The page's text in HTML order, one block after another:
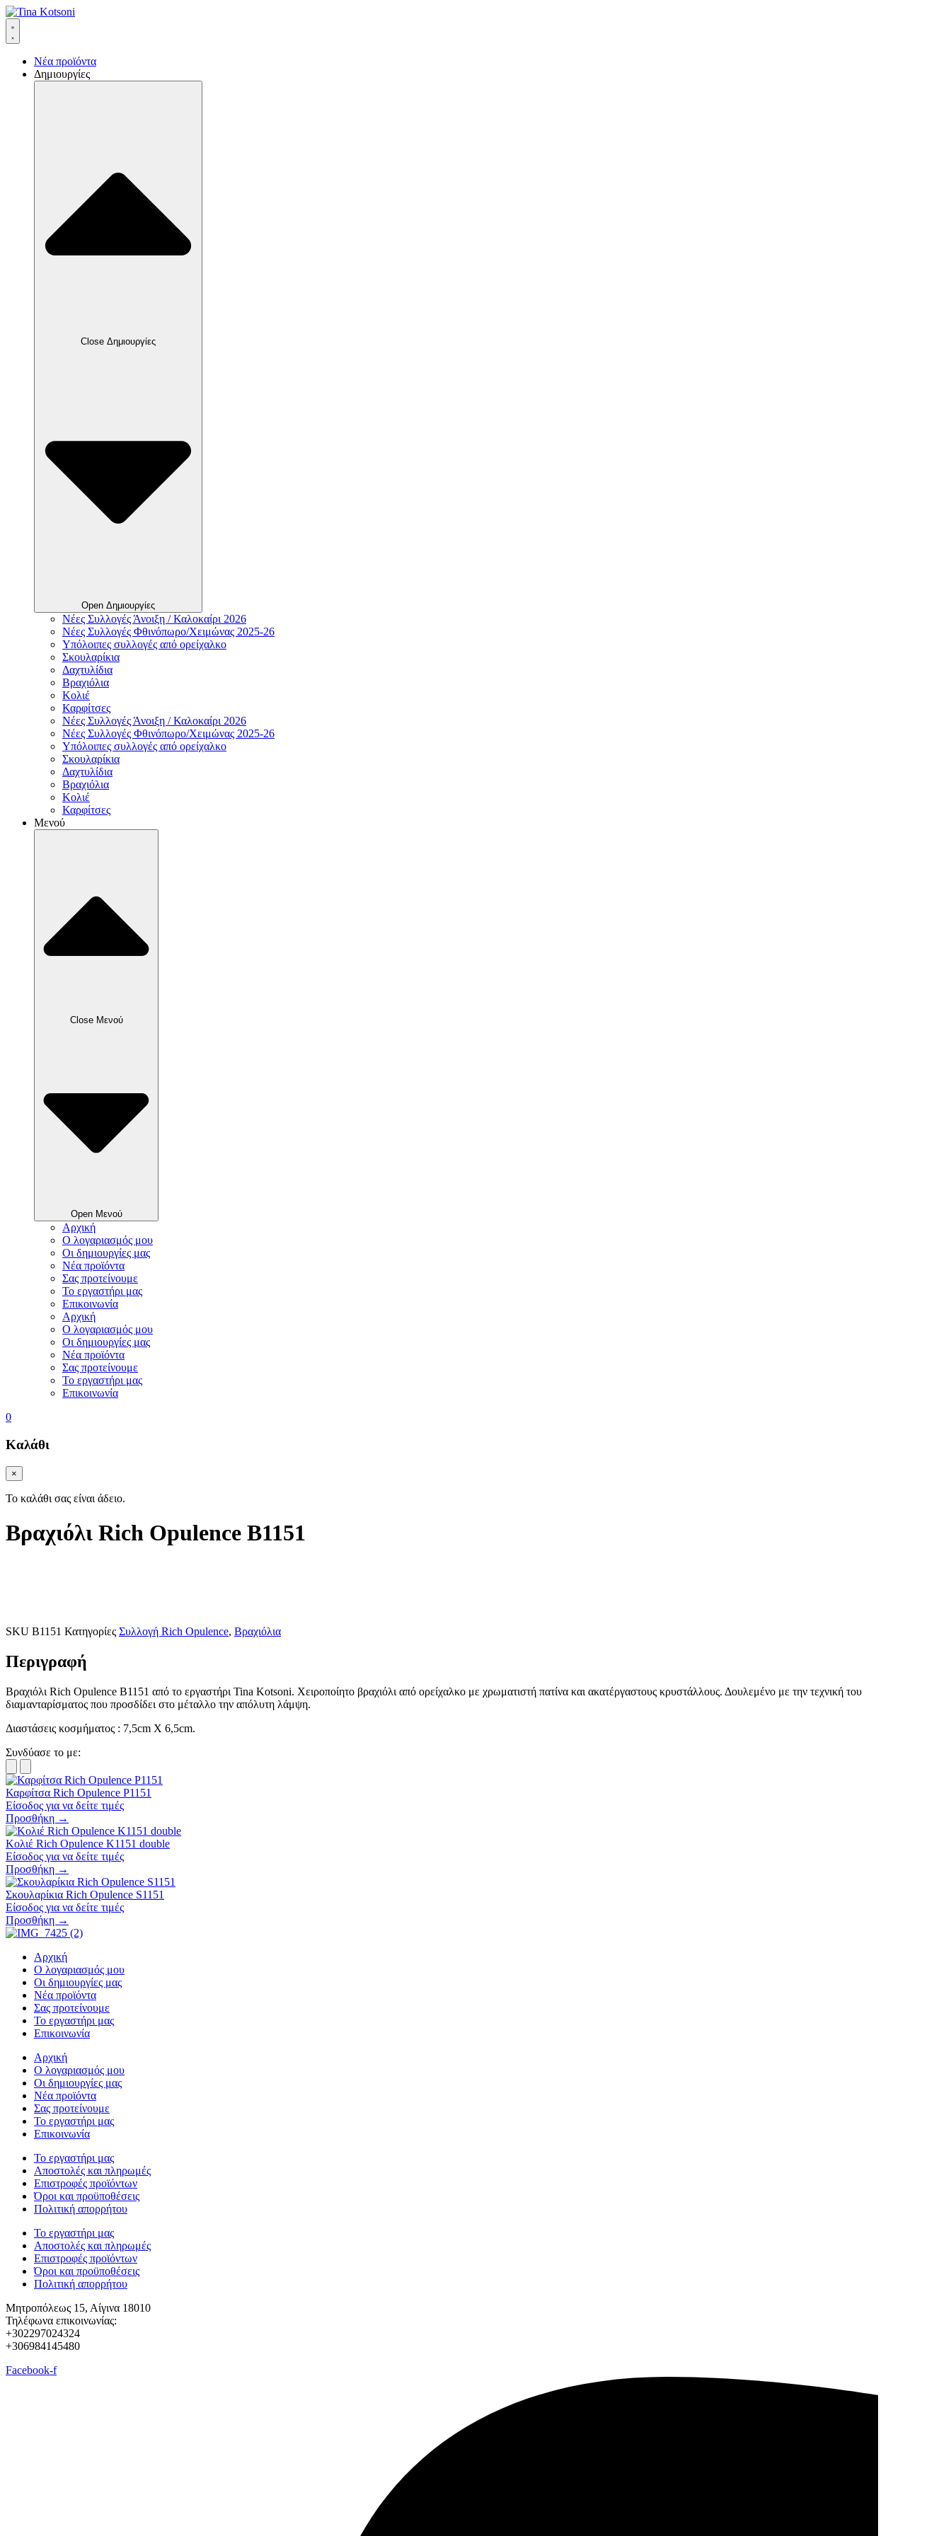
Νέα προϊόντα
Δημιουργίες
Close Δημιουργίες
Open Δημιουργίες
Νέες Συλλογές Άνοιξη / Καλοκαίρι 2026
Νέες Συλλογές Φθινόπωρο/Χειμώνας 2025-26
Υπόλοιπες συλλογές από ορείχαλκο
Σκουλαρίκια
Δαχτυλίδια
Βραχιόλια
Κολιέ
Καρφίτσες
Νέες Συλλογές Άνοιξη / Καλοκαίρι 2026
Νέες Συλλογές Φθινόπωρο/Χειμώνας 2025-26
Υπόλοιπες συλλογές από ορείχαλκο
Σκουλαρίκια
Δαχτυλίδια
Βραχιόλια
Κολιέ
Καρφίτσες
Μενού
Close Μενού
Open Μενού
Αρχική
Ο λογαριασμός μου
Οι δημιουργίες μας
Νέα προϊόντα
Σας προτείνουμε
Το εργαστήρι μας
Επικοινωνία
Αρχική
Ο λογαριασμός μου
Οι δημιουργίες μας
Νέα προϊόντα
Σας προτείνουμε
Το εργαστήρι μας
Επικοινωνία
0
Καλάθι
×
Το καλάθι σας είναι άδειο.
Βραχιόλι Rich Opulence B1151
SKU B1151 Κατηγορίες Συλλογή Rich Opulence, Βραχιόλια
Περιγραφή
Βραχιόλι Rich Opulence B1151 από το εργαστήρι Tina Kotsoni. Χειροποίητο βραχιόλι από ορείχαλκο με χρωματιστή πατίνα και ακατέργαστους κρυστάλλους. Δουλεμένο με την τεχνική του
διαμανταρίσματος που προσδίδει στο μέταλλο την απόλυτη λάμψη.
Διαστάσεις κοσμήματος : 7,5cm X 6,5cm.
Συνδύασε το με:
Καρφίτσα Rich Opulence P1151
Είσοδος για να δείτε τιμές
Προσθήκη →
Κολιέ Rich Opulence K1151 double
Είσοδος για να δείτε τιμές
Προσθήκη →
Σκουλαρίκια Rich Opulence S1151
Είσοδος για να δείτε τιμές
Προσθήκη →
Αρχική
Ο λογαριασμός μου
Οι δημιουργίες μας
Νέα προϊόντα
Σας προτείνουμε
Το εργαστήρι μας
Επικοινωνία
Αρχική
Ο λογαριασμός μου
Οι δημιουργίες μας
Νέα προϊόντα
Σας προτείνουμε
Το εργαστήρι μας
Επικοινωνία
Το εργαστήρι μας
Αποστολές και πληρωμές
Επιστροφές προϊόντων
Όροι και προϋποθέσεις
Πολιτική απορρήτου
Το εργαστήρι μας
Αποστολές και πληρωμές
Επιστροφές προϊόντων
Όροι και προϋποθέσεις
Πολιτική απορρήτου
Μητροπόλεως 15, Αίγινα 18010
Τηλέφωνα επικοινωνίας:
+302297024324
+306984145480
Facebook-f